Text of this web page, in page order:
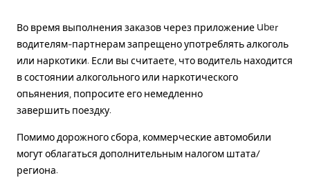
Во время выполнения заказов через приложение Uber
водителям-партнерам запрещено употреблять алкоголь
или наркотики. Если вы считаете, что водитель находится
в состоянии алкогольного или наркотического
опьянения, попросите его немедленно
завершить поездку.
Помимо дорожного сбора, коммерческие автомобили
могут облагаться дополнительным налогом штата/
региона.